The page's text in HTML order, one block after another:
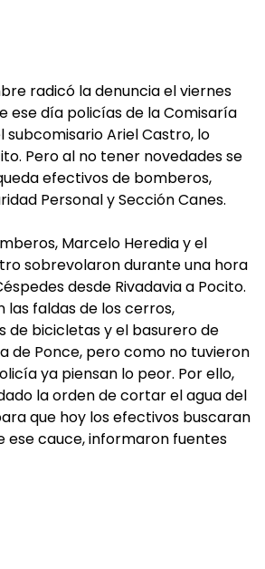
radicó la denuncia el viernes
ese día policías de la Comisaría
subcomisario Ariel Castro, lo
Pero al no tener novedades se
efectivos de bomberos,
Personal y Sección Canes.
Marcelo Heredia y el
sobrevolaron durante una hora
desde Rivadavia a Pocito.
las faldas de los cerros,
de bicicletas y el basurero de
de Ponce, pero como no tuvieron
ya piensan lo peor. Por ello,
la orden de cortar el agua del
que hoy los efectivos buscaran
ese cauce, informaron fuentes